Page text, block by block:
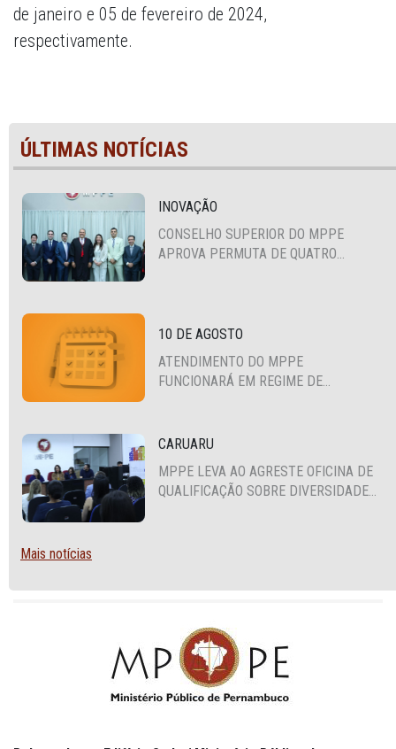
de janeiro e 05 de fevereiro de 2024,
respectivamente.
ÚLTIMAS NOTÍCIAS
INOVAÇÃO
CONSELHO SUPERIOR DO MPPE
APROVA PERMUTA DE QUATRO
10 DE AGOSTO
ATENDIMENTO DO MPPE
FUNCIONARÁ EM REGIME DE
CARUARU
MPPE LEVA AO AGRESTE OFICINA DE
QUALIFICAÇÃO SOBRE DIVERSIDADE
Mais notícias